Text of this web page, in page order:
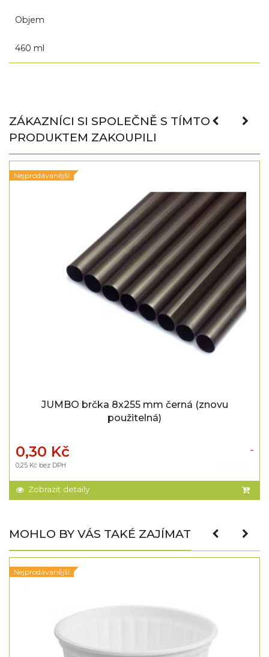
Objem
460 ml
ZÁKAZNÍCI SI SPOLEČNĚ S TÍMTO
PRODUKTEM ZAKOUPILI
Nejprodávanější
JUMBO brčka 8x255 mm černá (znovu
použitelná)
0,30 Kč
0,25 Kč bez DPH
Zobrazit detaily
MOHLO BY VÁS TAKÉ ZAJÍMAT
Nejprodávanější